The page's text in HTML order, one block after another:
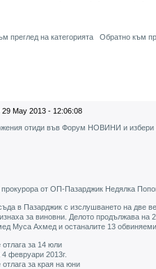
преглед на категорията
Обратно към
May 2013 - 12:06:08
отиди във Форум НОВИНИ и избери
от ОП-Пазарджик Недялка
в Пазарджик с изслушването на две
за виновни. Делото продължава на
Муса Ахмед и останалите 13
за 14 юли
февруари 2013г.
за края на юни